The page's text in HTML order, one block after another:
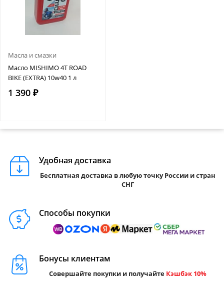
Масла и смазки
Масло MISHIMO 4T ROAD
BIKE (EXTRA) 10w40 1 л
1 390 ₽
Удобная доставка
Бесплатная доставка в любую точку России и стран
СНГ
Способы покупки
Бонусы клиентам
Совершайте покупки и получайте Кэшбэк 10%